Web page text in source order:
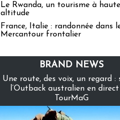
Le Rwanda, un tourisme à haute
altitude
France, Italie : randonnée dans
Mercantour frontalier
BRAND NEWS
Une route, des voix, un regard :
l’Outback australien en
TourMaG